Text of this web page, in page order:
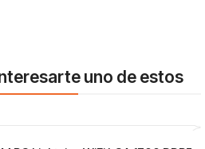
uno de estos